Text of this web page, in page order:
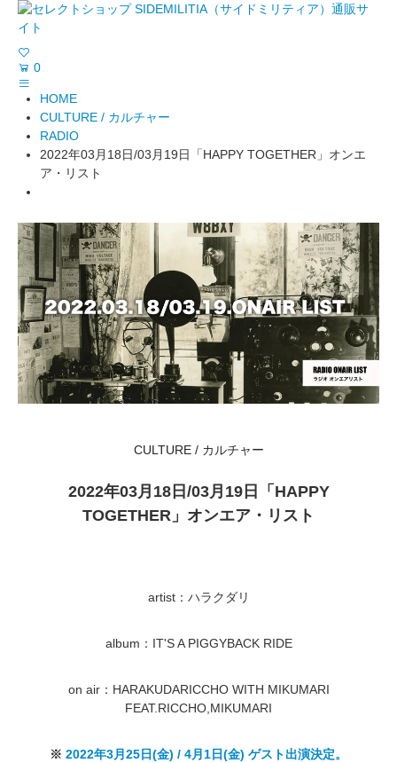
0
HOME
CULTURE / カルチャー
RADIO
2022年03月18日/03月19日「HAPPY TOGETHER」オンエ
ア・リスト
CULTURE / カルチャー
2022年03月18日/03月19日「HAPPY
TOGETHER」オンエア・リスト
artist：ハラクダリ
album：IT'S A PIGGYBACK RIDE
on air：HARAKUDARICCHO WITH MIKUMARI
FEAT.RICCHO,MIKUMARI
※ 2022年3月25日(金) / 4月1日(金) ゲスト出演決定。